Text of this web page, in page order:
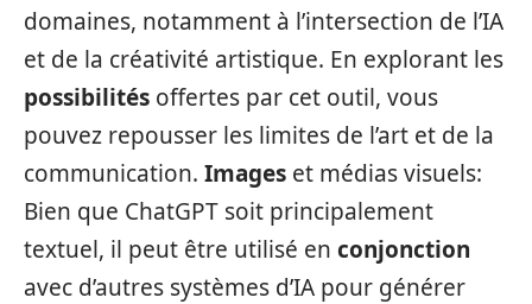
domaines, notamment à l’intersection de l’IA
et de la créativité artistique. En explorant les
possibilités offertes par cet outil, vous
pouvez repousser les limites de l’art et de la
communication. Images et médias visuels:
Bien que ChatGPT soit principalement
textuel, il peut être utilisé en conjonction
avec d’autres systèmes d’IA pour générer